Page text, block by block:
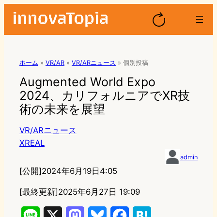
ホーム » VR/AR » VR/ARニュース » 個別投稿
Augmented World Expo
2024、カリフォルニアでXR技
術の未来を展望
VR/ARニュース
XREAL
admin
[公開]2024年6月19日4:05
[最終更新]2025年6月27日 19:09